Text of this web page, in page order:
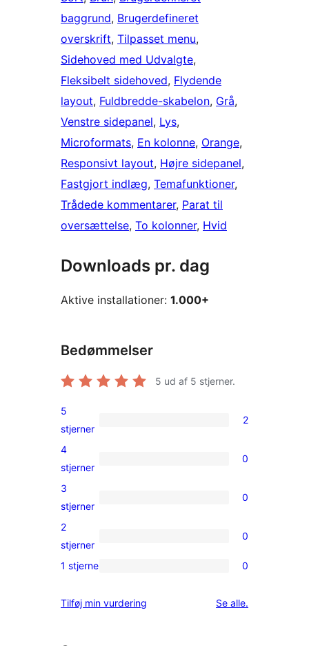
baggrund, Brugerdefineret
overskrift, Tilpasset menu
Sidehoved med Udvalgte
Fleksibelt sidehoved, Flydende
layout, Fuldbredde-skabelon, Grå
Venstre sidepanel, Lys
Microformats, En kolonne, Orange
Responsivt layout, Højre sidepanel
Fastgjort indlæg, Temafunktioner
Trådede kommentarer, Parat til
oversættelse, To kolonner, Hvid
Downloads pr. dag
Aktive installationer: 1.000+
Bedømmelser
5 ud af 5 stjerner.
2
5-
stjernet
5
stjerner
2
0
4-
stjernet
4
stjerner
0
0
3-
stjernet
3
stjerner
0
0
2-
anmeldelser
2
stjerner
0
0
stjernet
1 stjerne 0
Tilføj min vurdering Se alleanmeldelser
.